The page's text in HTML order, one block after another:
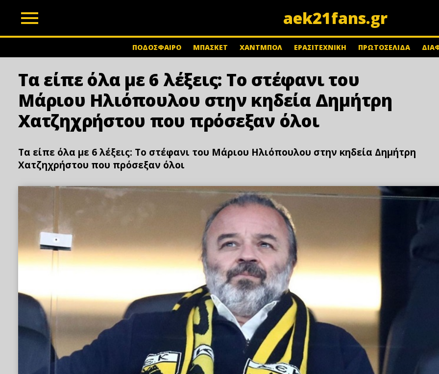
aek21fans.gr
ΠΟΔΟΣΦΑΙΡΟ ΜΠΑΣΚΕΤ ΧΑΝΤΜΠΟΛ ΕΡΑΣΙΤΕΧΝΙΚΗ ΠΡΩΤΟΣΕΛΙΔΑ
Τα είπε όλα με 6 λέξεις: Το στέφανι του
Μάριου Ηλιόπουλου στην κηδεία Δημήτρη
Χατζηχρήστου που πρόσεξαν όλοι
Τα είπε όλα με 6 λέξεις: Το στέφανι του Μάριου Ηλιόπουλου στην κηδεία Δημήτρη
Χατζηχρήστου που πρόσεξαν όλοι